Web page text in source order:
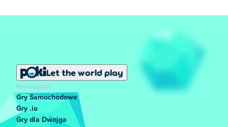
Let the world play
POPULARNY
Gry Samochodowe
Gry .io
Gry dla Dwojga